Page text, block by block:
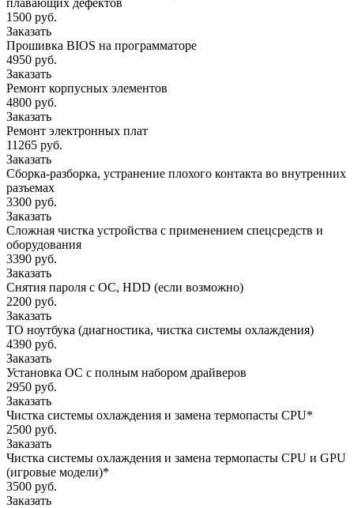
1500 руб.
Заказать
Прошивка BIOS на программаторе
4950 руб.
Заказать
Ремонт корпусных элементов
4800 руб.
Заказать
Ремонт электронных плат
11265 руб.
Заказать
Сборка-разборка, устранение плохого контакта во внутренних
разъемах
3300 руб.
Заказать
Сложная чистка устройства с применением спецсредств и
оборудования
3390 руб.
Заказать
Снятия пароля с OC, HDD (если возможно)
2200 руб.
Заказать
ТО ноутбука (диагностика, чистка системы охлаждения)
4390 руб.
Заказать
Установка ОС с полным набором драйверов
2950 руб.
Заказать
Чистка системы охлаждения и замена термопасты CPU*
2500 руб.
Заказать
Чистка системы охлаждения и замена термопасты CPU и GPU
(игровые модели)*
3500 руб.
Заказать